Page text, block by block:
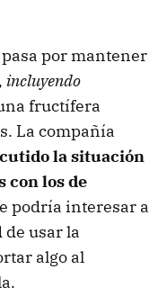
por mantener
incluyendo
fructífera
La compañía
la situación
con los de
podría interesar a
de usar la
algo al